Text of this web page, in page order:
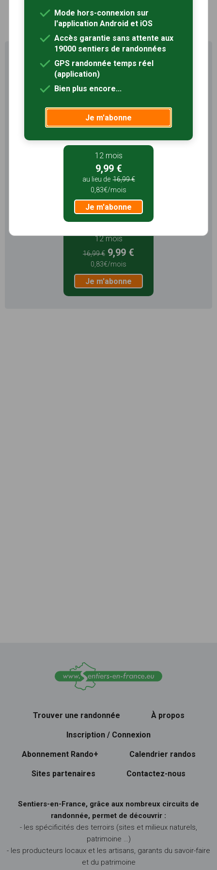
1
Profitez au maximum de
Sentiers en France avec rando
potentiel qu'offre Sentiers en France :
Pas de pub
Favoris illimités
Mode hors-connexion
3 mois
5,99 €
1,99€/mois
Je m'abonne
12 mois
16,99 € 9,99 €
0,83€/mois
Je m'abonne
Trouver une randonnée À propos
Inscription / Connexion
Abonnement Rando+ Calendrier randos
Sites partenaires Contactez-nous
Sentiers-en-France, grâce aux nombreux circuits de
randonnée, permet de découvrir :
- les spécificités des terroirs (sites et milieux naturels,
patrimoine …)
- les producteurs locaux et les artisans, garants du savoir-faire
et du patrimoine
Mode hors-connexion sur
l'application Android et iOS
Accès garantie sans attente aux
19000 sentiers de randonnées
GPS randonnée temps réel
(application)
Bien plus encore...
Je m'abonne
12 mois
9,99 €
au lieu de 16,99 €
0,83€/mois
Je m'abonne